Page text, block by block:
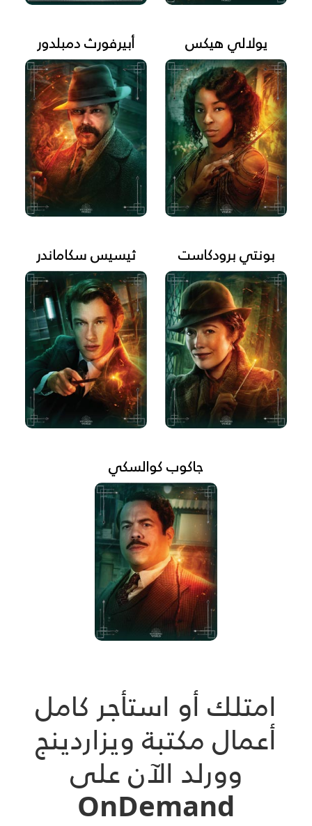
يولالي هيكس أبيرفورث دمبلدور
بونتي برودكاست ثيسيس سكاماندر
جاكوب كوالسكي
امتلك أو استأجر كامل
أعمال مكتبة ويزاردينج
وورلد الآن على
OnDemand